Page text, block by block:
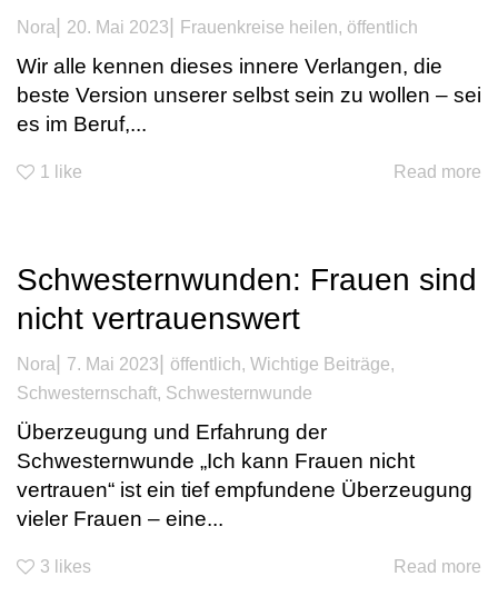
Nora| 20. Mai 2023| Frauenkreise heilen öffentlich
Wir alle kennen dieses innere Verlangen, die
beste Version unserer selbst sein zu wollen – sei
es im Beruf,...
1 like Read more
Schwesternwunden: Frauen sind
nicht vertrauenswert
Nora| 7. Mai 2023| öffentlich, Wichtige Beiträge,
Schwesternschaft, Schwesternwunde
Überzeugung und Erfahrung der
Schwesternwunde „Ich kann Frauen nicht
vertrauen“ ist ein tief empfundene Überzeugung
vieler Frauen – eine...
3 likes Read more